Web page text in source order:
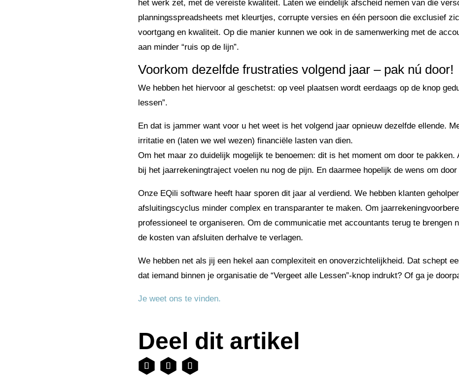
het werk zet, met de vereiste kwaliteit. Laten we eindelijk afscheid nemen van die
planningsspreadsheets met kleurtjes, corrupte versies en één persoon die exclusief
voortgang en kwaliteit. Op die manier kunnen we ook in de samenwerking met de
aan minder “ruis op de lijn”.
Voorkom dezelfde frustraties volgend jaar – pak nú door!
We hebben het hiervoor al geschetst: op veel plaatsen wordt eerdaags op de knop
lessen”.
En dat is jammer want voor u het weet is het volgend jaar opnieuw dezelfde ellende.
irritatie en (laten we wel wezen) financiële lasten van dien.
Om het maar zo duidelijk mogelijk te benoemen: dit is het moment om door te pakken.
bij het jaarrekeningtraject voelen nu nog de pijn. En daarmee hopelijk de wens om
Onze EQili software heeft haar sporen dit jaar al verdiend. We hebben klanten
afsluitingscyclus minder complex en transparanter te maken. Om
professioneel te organiseren. Om de communicatie met accountants terug te brengen
de kosten van afsluiten derhalve te verlagen.
We hebben net als jij een hekel aan complexiteit en onoverzichtelijkheid. Dat schept
dat iemand binnen je organisatie de “Vergeet alle Lessen”-knop indrukt? Of ga je
Je weet ons te vinden.
Deel dit artikel